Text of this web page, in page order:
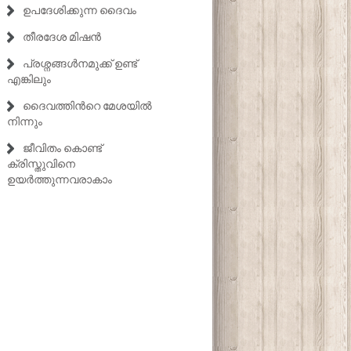
ഉപദേശിക്കുന്ന ദൈവം
തീരദേശ മിഷൻ
പ്രശ്നങ്ങൾനമുക്ക് ഉണ്ട്
എങ്കിലും
ദൈവത്തിൻറെ മേശയിൽ
നിന്നും
ജീവിതം കൊണ്ട്
ക്രിസ്തുവിനെ
ഉയർത്തുന്നവരാകാം